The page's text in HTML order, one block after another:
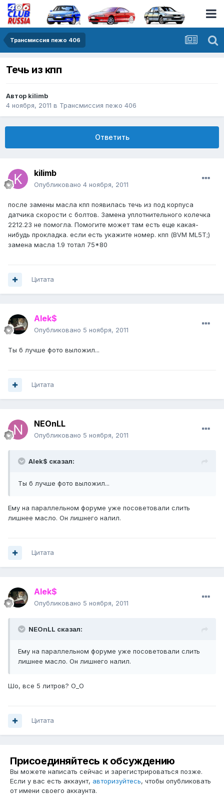
Трансмиссия пежо 406
Течь из кпп
Автор kilimb
4 ноября, 2011 в Трансмиссия пежо 406
Ответить
kilimb
Опубликовано 4 ноября, 2011
после замены масла кпп появилась течь из под корпуса
датчика скорости с болтов. Замена уплотнительного колечка
2212.23 не помогла. Помогите может там есть еще какая-
нибудь прокладка. если есть укажите номер. кпп (BVM ML5T;)
замена масла 1.9 тотал 75*80
Цитата
Alek$
Опубликовано 5 ноября, 2011
Ты б лучше фото выложил...
Цитата
NEOnLL
Опубликовано 5 ноября, 2011
Alek$ сказал:
Ты б лучше фото выложил...
Ему на параллельном форуме уже посоветовали слить
лишнее масло. Он лишнего налил.
Цитата
Alek$
Опубликовано 5 ноября, 2011
NEOnLL сказал:
Ему на параллельном форуме уже посоветовали слить
лишнее масло. Он лишнего налил.
Шо, все 5 литров? О_О
Цитата
Присоединяйтесь к обсуждению
Вы можете написать сейчас и зарегистрироваться позже.
Если у вас есть аккаунт, авторизуйтесь, чтобы опубликовать
от имени своего аккаунта.